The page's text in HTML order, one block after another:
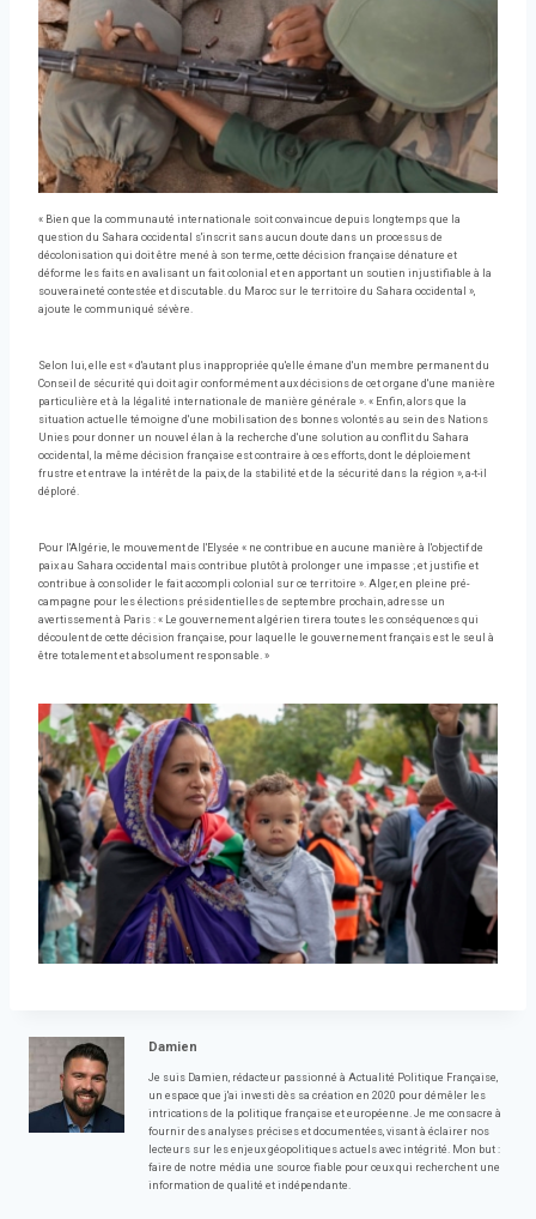
« Bien que la communauté internationale soit convaincue depuis longtemps que la
question du Sahara occidental s'inscrit sans aucun doute dans un processus de
décolonisation qui doit être mené à son terme, cette décision française dénature et
déforme les faits en avalisant un fait colonial et en apportant un soutien injustifiable à la
souveraineté contestée et discutable. du Maroc sur le territoire du Sahara occidental »,
ajoute le communiqué sévère.
Selon lui, elle est « d'autant plus inappropriée qu'elle émane d'un membre permanent du
Conseil de sécurité qui doit agir conformément aux décisions de cet organe d'une manière
particulière et à la légalité internationale de manière générale ». « Enfin, alors que la
situation actuelle témoigne d'une mobilisation des bonnes volontés au sein des Nations
Unies pour donner un nouvel élan à la recherche d'une solution au conflit du Sahara
occidental, la même décision française est contraire à ces efforts, dont le déploiement
frustre et entrave la intérêt de la paix, de la stabilité et de la sécurité dans la région », a-t-il
déploré.
Pour l'Algérie, le mouvement de l'Elysée « ne contribue en aucune manière à l'objectif de
paix au Sahara occidental mais contribue plutôt à prolonger une impasse ; et justifie et
contribue à consolider le fait accompli colonial sur ce territoire ». Alger, en pleine pré-
campagne pour les élections présidentielles de septembre prochain, adresse un
avertissement à Paris : « Le gouvernement algérien tirera toutes les conséquences qui
découlent de cette décision française, pour laquelle le gouvernement français est le seul à
être totalement et absolument responsable. »
Damien
Je suis Damien, rédacteur passionné à Actualité Politique Française,
un espace que j'ai investi dès sa création en 2020 pour démêler les
intrications de la politique française et européenne. Je me consacre à
fournir des analyses précises et documentées, visant à éclairer nos
lecteurs sur les enjeux géopolitiques actuels avec intégrité. Mon but :
faire de notre média une source fiable pour ceux qui recherchent une
information de qualité et indépendante.